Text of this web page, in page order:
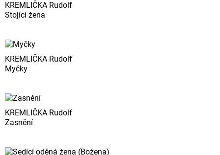
KREMLIČKA Rudolf
Stojící žena
KREMLIČKA Rudolf
Myčky
KREMLIČKA Rudolf
Zasnění